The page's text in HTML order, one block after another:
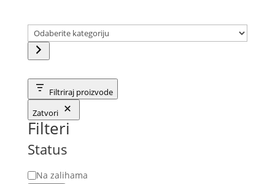
Odaberite
kategoriju
Filtriraj proizvode
Zatvori
Filteri
Status
Status
Na zalihama